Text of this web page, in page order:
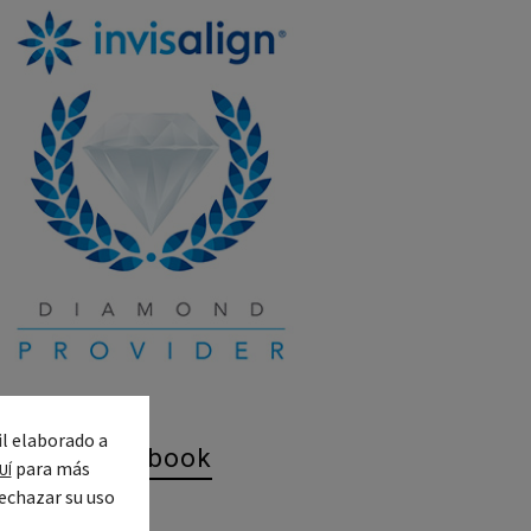
en Facebook
elaborado a
para más
su uso